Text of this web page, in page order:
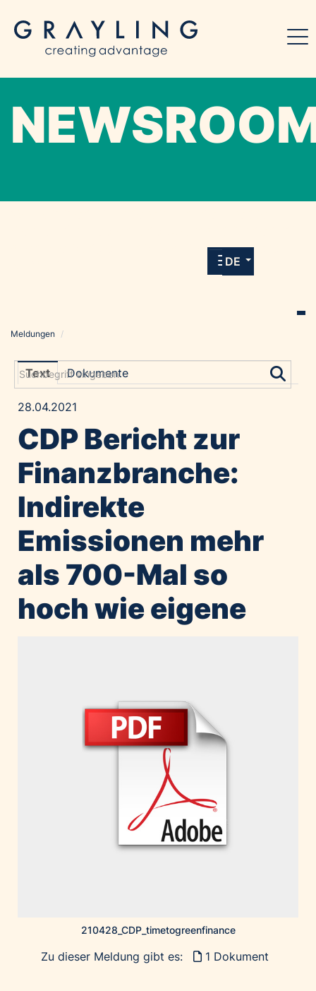
allen Meldungen und Downloads unserer
DE
Grayling Agentur
Alawyer
Amadeus Austrian Music Awards
Constantia Flexibles
Costa Kreuzfahrten
Emirates
Expo 2025 Osaka
GE HealthCare
Kroatische Zentrale für Tourismus
Palfinger AG
Meldungen /
Text Dokumente
28.04.2021
CDP Bericht zur
Finanzbranche:
Indirekte
Emissionen mehr
als 700-Mal so
hoch wie eigene
210428_CDP_timetogreenfinance
Zu dieser Meldung gibt es: 1 Dokument